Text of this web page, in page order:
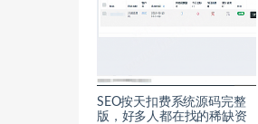
SEO按天扣费系统源码完整
版，好多人都在找的稀缺资